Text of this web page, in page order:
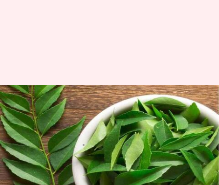
Curry leaves: ప్రతిరోజూ
కరివేపాకు తీసుకుంటే శరీరానికి కలిగే
ఆరోగ్య ప్రయోజనాలు ఇవే!
వ్రాసిన వారు Jayachandra Akuri Dec 06, 2023 10:28 am
ఈ వార్తాకథనం ఏంటి